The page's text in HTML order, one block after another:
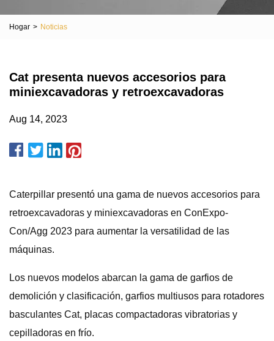
Hogar > Noticias
Cat presenta nuevos accesorios para
miniexcavadoras y retroexcavadoras
Aug 14, 2023
Caterpillar presentó una gama de nuevos accesorios para
retroexcavadoras y miniexcavadoras en ConExpo-
Con/Agg 2023 para aumentar la versatilidad de las
máquinas.
Los nuevos modelos abarcan la gama de garfios de
demolición y clasificación, garfios multiusos para rotadores
basculantes Cat, placas compactadoras vibratorias y
cepilladoras en frío.